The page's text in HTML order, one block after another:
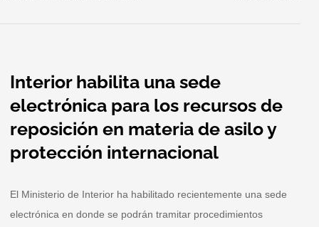
Interior habilita una sede
electrónica para los recursos de
reposición en materia de asilo y
protección internacional
El Ministerio de Interior ha habilitado recientemente una sede
electrónica en donde se podrán tramitar procedimientos